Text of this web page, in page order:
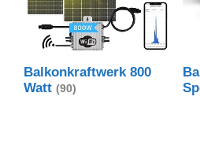
Balkonkraftwerk 800
Watt (90)